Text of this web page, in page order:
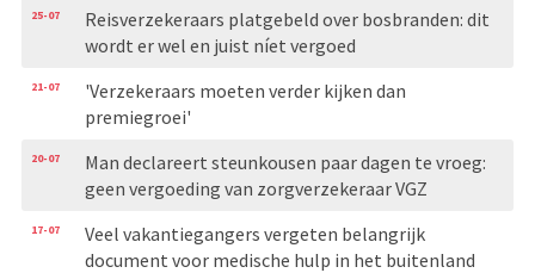
25-07
Reisverzekeraars platgebeld over bosbranden: dit
wordt er wel en juist níet vergoed
21-07
'Verzekeraars moeten verder kijken dan
premiegroei'
20-07
Man declareert steunkousen paar dagen te vroeg:
geen vergoeding van zorgverzekeraar VGZ
17-07
Veel vakantiegangers vergeten belangrijk
document voor medische hulp in het buitenland